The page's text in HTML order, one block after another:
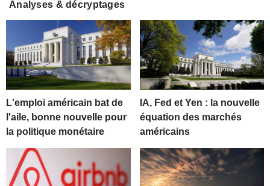
Analyses & décryptages
L'emploi américain bat de
l'aile, bonne nouvelle pour
la politique monétaire
IA, Fed et Yen : la nouvelle
équation des marchés
américains